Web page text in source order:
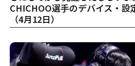
CHICHOO選手のデバイス・設
（4月12日）